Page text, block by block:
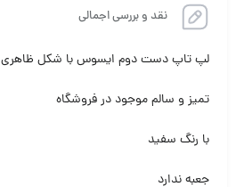
نقد و بررسی اجمالی
لپ تاپ دست دوم ایسوس با شکل ظاهری ۸۵٪
تمیز و سالم موجود در فروشگاه
با رنگ سفید
جعبه ندارد